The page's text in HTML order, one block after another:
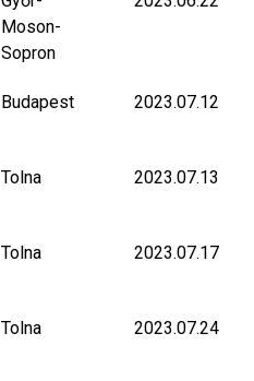
Moson-
Sopron
Budapest 2023.07.12
Tolna 2023.07.13
Tolna 2023.07.17
Tolna 2023.07.24